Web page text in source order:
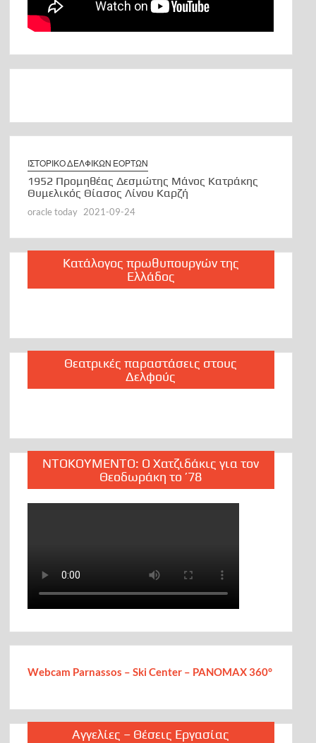
Κατράκης
ΙΣΤΟΡΙΚΟ ΔΕΛΦΙΚΩΝ ΕΟΡΤΩΝ
“EDIPE-ROI” DE SOPHOCLE
oracle today 2021-09-24
Κατάλογος πρωθυπουργών της
Ελλάδος
Θεατρικές παραστάσεις στους
Δελφούς
ΝΤΟΚΟΥΜΕΝΤΟ: Ο Χατζιδάκις για τον
Θεοδωράκη το ’78
Webcam Parnassos – Ski Center – PANOMAX 360°
Αγγελίες – Θέσεις Εργασίας